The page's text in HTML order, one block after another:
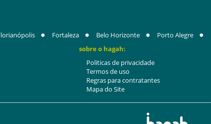
Fortaleza Belo Horizonte Porto Alegre
sobre o hagah:
Politicas de privacidade
Termos de uso
Regras para contratantes
Mapa do Site